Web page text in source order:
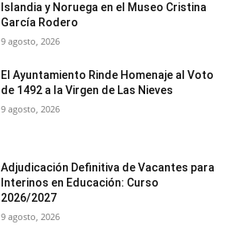
Islandia y Noruega en el Museo Cristina
García Rodero
9 agosto, 2026
El Ayuntamiento Rinde Homenaje al Voto
de 1492 a la Virgen de Las Nieves
9 agosto, 2026
Adjudicación Definitiva de Vacantes para
Interinos en Educación: Curso
2026/2027
9 agosto, 2026